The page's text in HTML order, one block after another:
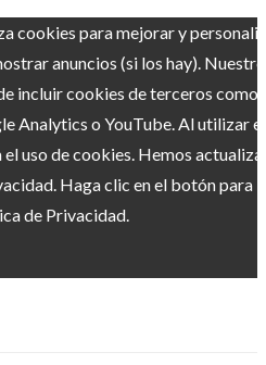
cookies para mejorar y
anuncios (si los hay). Nuestro
incluir cookies de terceros como
Analytics o YouTube. Al utilizar el
uso de cookies. Hemos
Haga clic en el botón para
de Privacidad.